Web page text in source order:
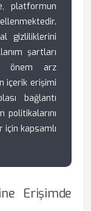
platformun
gizliliklerini
şartları
önem arz
içerik erişimi
bağlantı
politikalarını
için kapsamlı
Erişimde